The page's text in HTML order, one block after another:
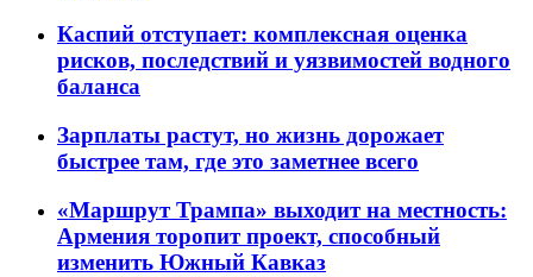
Каспий отступает: комплексная оценка
рисков, последствий и уязвимостей водного
баланса
Зарплаты растут, но жизнь дорожает
быстрее там, где это заметнее всего
«Маршрут Трампа» выходит на местность:
Армения торопит проект, способный
изменить Южный Кавказ